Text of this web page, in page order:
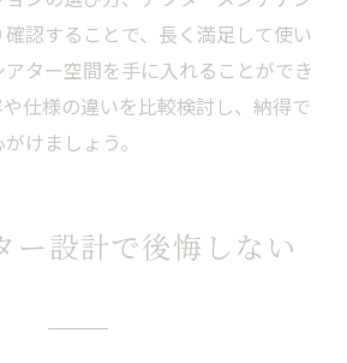
認することで、長く満足して使い
ター空間を手に入れることができ
仕様の違いを比較検討し、納得で
けましょう。
ー設計で後悔しない